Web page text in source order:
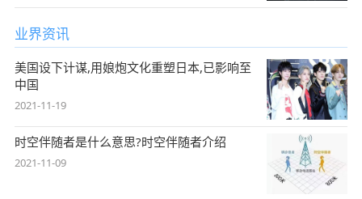
业界资讯
美国设下计谋,用娘炮文化重塑日本,已影响至
中国
2021-11-19
时空伴随者是什么意思?时空伴随者介绍
2021-11-09